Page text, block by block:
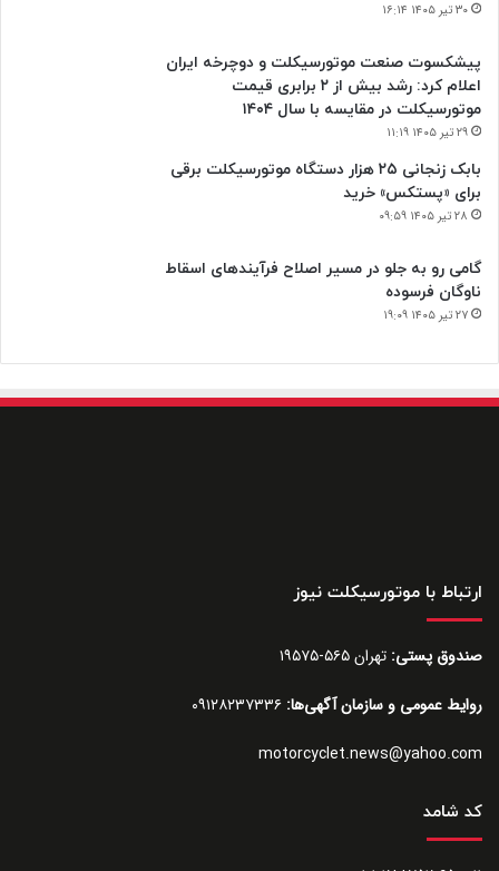
۳۰ تیر ۱۴۰۵ ۱۶:۱۴
پیشکسوت صنعت موتورسیکلت و دوچرخه ایران
اعلام کرد: رشد بیش از ۲ برابری قیمت
موتورسیکلت در مقایسه با سال ۱۴۰۴
۲۹ تیر ۱۴۰۵ ۱۱:۱۹
بابک زنجانی ۲۵ هزار دستگاه موتورسیکلت برقی
برای «پستکس» خرید
۲۸ تیر ۱۴۰۵ ۰۹:۵۹
گامی رو به جلو در مسیر اصلاح فرآیندهای اسقاط
ناوگان فرسوده
۲۷ تیر ۱۴۰۵ ۱۹:۰۹
ارتباط با موتورسیکلت نیوز
صندوق پستی: تهران ۵۶۵-۱۹۵۷۵
روایط عمومی و سازمان آگهی‌ها:
motorcyclet.news@yahoo.com
کد شامد